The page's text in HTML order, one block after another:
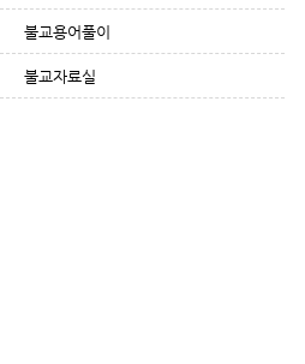
불교용어풀이
불교자료실